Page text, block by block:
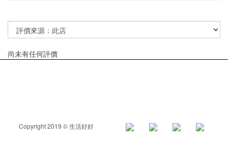
尚未有任何評價
Copyright 2019 © 生活好好